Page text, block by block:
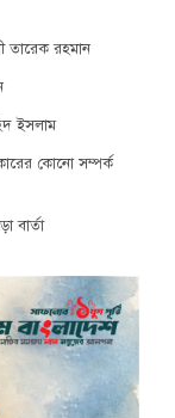
তারেক রহমান
ইসলাম
কোনো সম্পর্ক
বার্তা